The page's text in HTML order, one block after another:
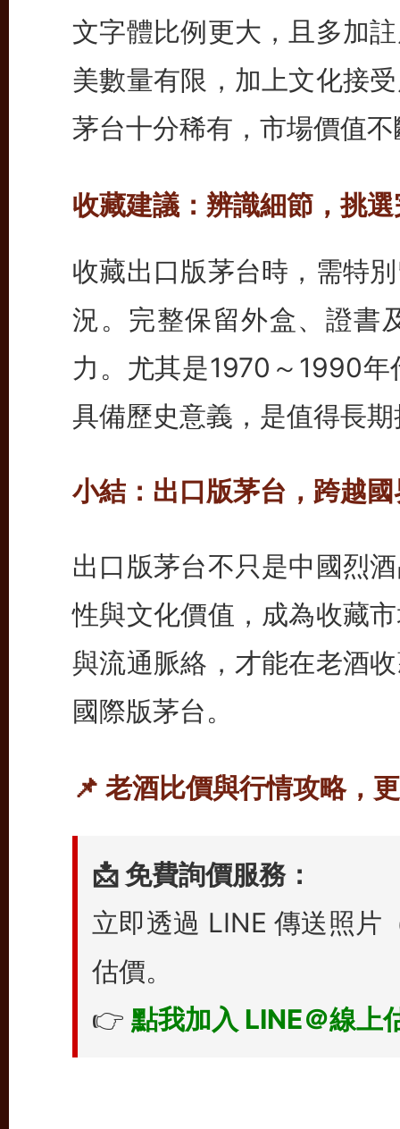
文字體比例更大，且多加
美數量有限，加上文化接
茅台十分稀有，市場價值
收藏建議：辨識細節，挑
收藏出口版茅台時，需特
況。完整保留外盒、證書
力。尤其是1970～1990
具備歷史意義，是值得長
小結：出口版茅台，跨越
出口版茅台不只是中國烈
性與文化價值，成為收藏
與流通脈絡，才能在老酒
國際版茅台。
📌 老酒比價與行情攻略，
📩 免費詢價服務：
立即透過 LINE 傳送照片
估價。
👉 點我加入 LINE＠線上